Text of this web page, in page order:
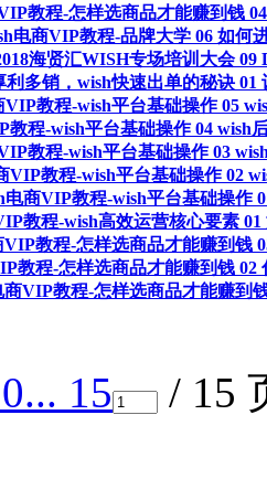
教程-怎样选商品才能赚到钱
电商VIP教程-品牌大学 06 如何
海贤汇WISH专场培训大会 09
多销，wish快速出单的秘诀 01
VIP教程-wish平台基础操作 05
教程-wish平台基础操作 04 wish
教程-wish平台基础操作 03
VIP教程-wish平台基础操作 02
电商VIP教程-wish平台基础操作
教程-wish高效运营核心要素
VIP教程-怎样选商品才能赚到钱
教程-怎样选商品才能赚到钱 02
商VIP教程-怎样选商品才能赚到
... 15 / 15